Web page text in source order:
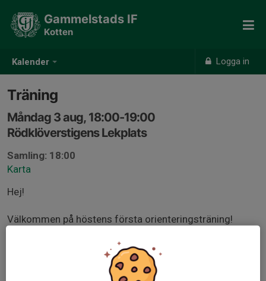
Kalender Logga in
Gammelstads IF
Kotten
Träning
Måndag 3 aug, 18:00-19:00
Rödklöverstigens Lekplats
Samling: 18:00
Karta
Hej!
Välkommen på höstens första orienteringsträning!
Finns några få parkeringsplatser söder om lekplatsen
man kör in från Övägen.